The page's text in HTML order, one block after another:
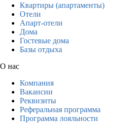
Квартиры (апартаменты)
Отели
Апарт-отели
Дома
Гостевые дома
Базы отдыха
О нас
Компания
Вакансии
Реквизиты
Реферальная программа
Программа лояльности